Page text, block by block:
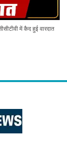
में कैद हुई वारदात